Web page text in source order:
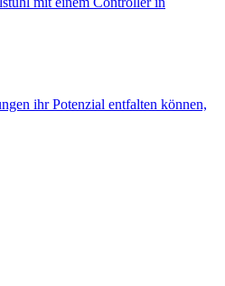
ihr Potenzial entfalten können,